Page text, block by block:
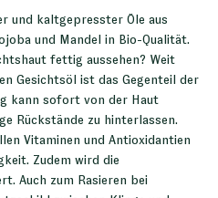
und kaltgepresster Öle aus
und Mandel in Bio-Qualität.
fettig aussehen? Weit
Gesichtsöl ist das Gegenteil der
kann sofort von der Haut
Rückstände zu hinterlassen.
Vitaminen und Antioxidantien
Zudem wird die
Auch zum Rasieren bei